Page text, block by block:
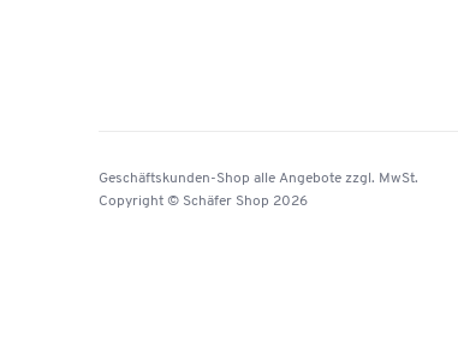
Geschäftskunden-Shop alle Angebote zzgl. MwSt.
Copyright © Schäfer Shop 2026